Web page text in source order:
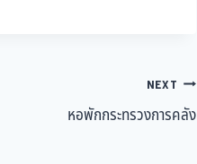
NEXT
หอพักกระทรวงการคลัง